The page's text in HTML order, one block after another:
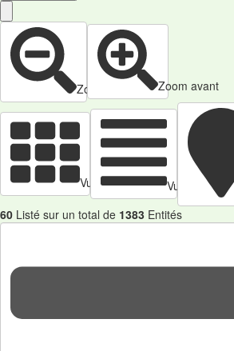
Zoom arrière Zoom avant
Vue en cartes Vue tabulaire
60 Listé sur un total de 1383 Entités